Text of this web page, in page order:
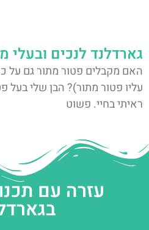
גארדלנד לנכים ובעלי
האם מקבלים פטור מתור גם על
עליו פטור מתור)? הבן שלי בעל
ראיתי בחיי. פשוט
עזרה עם